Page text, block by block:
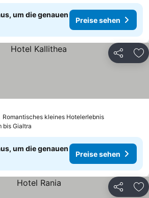
um die genauen
Preise sehen
Teilen
Romantisches kleines HotelerlebnisPreise
bis Gialtra
um die genauen
Preise sehen
Teilen